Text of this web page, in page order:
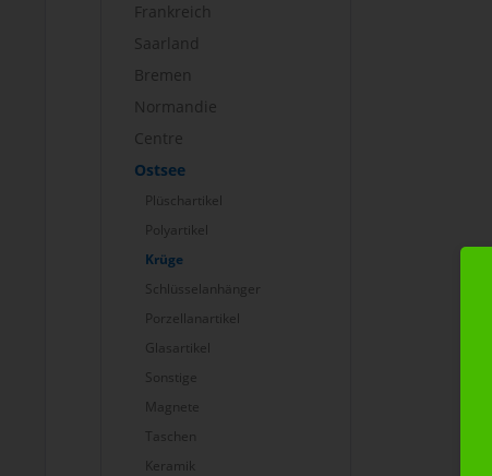
Frankreich
Saarland
Bremen
Normandie
Centre
Ostsee
Plüschartikel
Polyartikel
Krüge
Schlüsselanhänger
Porzellanartikel
Glasartikel
Sonstige
Magnete
Taschen
Keramik